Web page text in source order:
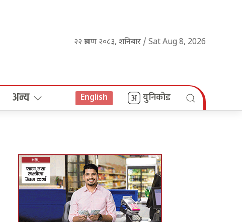
२२ श्रावण २०८३, शनिबार / Sat Aug 8, 2026
अन्य English युनिकोड